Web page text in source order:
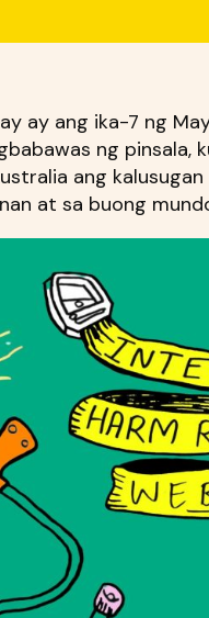
ay ang ika-7 ng
ng pinsala,
ang
at sa buong